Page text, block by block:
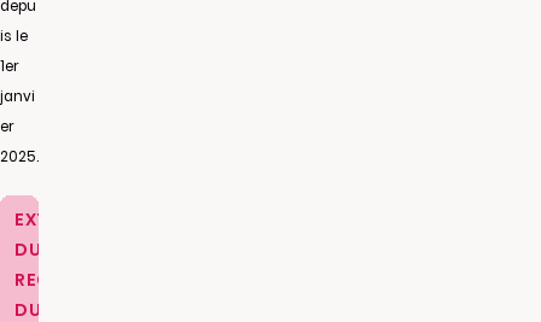
depu
is le
1er
janvi
er
2025.
EXTRAIT
DU
REGISTRE
DU